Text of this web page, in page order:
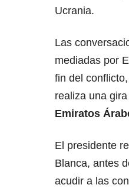
Ucrania.
Las
mediadas por
fin del
realiza una
Emiratos
El presidente
Blanca, antes
acudir a las